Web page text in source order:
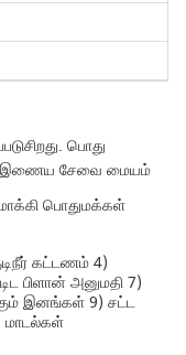
பொது
இணைய சேவை மையம்
பொதுமக்கள்
கட்டணம் 4)
பிளான் அனுமதி 7)
இனங்கள் 9) சட்ட
மாடல்கள்